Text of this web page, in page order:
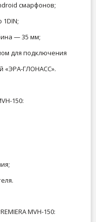
смарфонов;
— 35 мм;
для подключения
«ЭРА-ГЛОНАСС».
150:
MVH-150: